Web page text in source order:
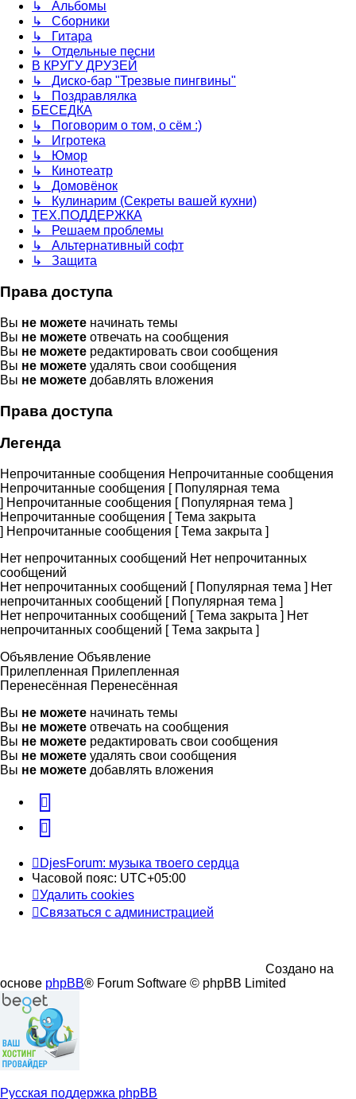
↳ Альбомы
↳ Сборники
↳ Гитара
↳ Отдельные песни
В КРУГУ ДРУЗЕЙ
↳ Диско-бар "Трезвые пингвины"
↳ Поздравлялка
БЕСЕДКА
↳ Поговорим о том, о сём :)
↳ Игротека
↳ Юмор
↳ Кинотеатр
↳ Домовёнок
↳ Кулинарим (Секреты вашей кухни)
ТЕХ.ПОДДЕРЖКА
↳ Решаем проблемы
↳ Альтернативный софт
↳ Защита
Права доступа
Вы не можете начинать темы
Вы не можете отвечать на сообщения
Вы не можете редактировать свои сообщения
Вы не можете удалять свои сообщения
Вы не можете добавлять вложения
Права доступа
Легенда
Непрочитанные сообщения Непрочитанные сообщения
Непрочитанные сообщения [ Популярная тема
] Непрочитанные сообщения [ Популярная тема ]
Непрочитанные сообщения [ Тема закрыта
] Непрочитанные сообщения [ Тема закрыта ]
Нет непрочитанных сообщений Нет непрочитанных
сообщений
Нет непрочитанных сообщений [ Популярная тема ] Нет
непрочитанных сообщений [ Популярная тема ]
Нет непрочитанных сообщений [ Тема закрыта ] Нет
непрочитанных сообщений [ Тема закрыта ]
Объявление Объявление
Прилепленная Прилепленная
Перенесённая Перенесённая
Вы не можете начинать темы
Вы не можете отвечать на сообщения
Вы не можете редактировать свои сообщения
Вы не можете удалять свои сообщения
Вы не можете добавлять вложения
vk
Telegram
DjesForum: музыка твоего сердца
Часовой пояс: UTC+05:00
Удалить cookies
Связаться с администрацией
Создано на
основе phpBB® Forum Software © phpBB Limited
Русская поддержка phpBB